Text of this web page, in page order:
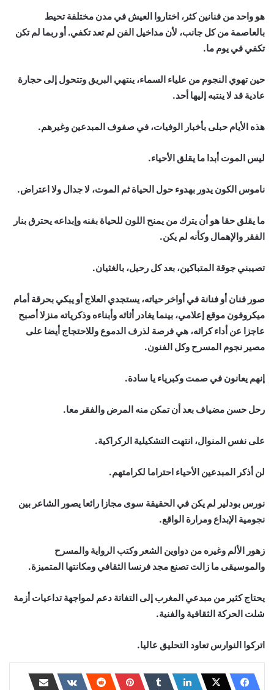
هو واحد من فنانين كثر، اختاروا العيش في مدن مختلفة تحيط
بالعاصمة من كل جانب، لأن مداخيل الفن لم تعد تكفي. أو ربما لم تكن
تكفي في يوم ما.
حين تهوي النجوم من علياء السماء، ينتهي البريق وتتحول إلى حجارة
عادية قد لا ينتبه إليها أحد.
هذه الأيام حبلى بأخبار الوفيات، في صفوف المبدعين وغيرهم.
ليس الموت أبدا ما يقلق الأحياء.
ناموس الكون يدور بهدوء حول الحياة ثم الموت، لا جدال ولا اعتراض.
ما يقلق حقا هو أن يترك من يمنح اللون للحياة بفنه وإبداعه يحترق بنار
الفقر والإهمال وكأنه لم يكن.
تصيبني جوقة المتباكين، بعد كل رحيل، بالغثيان.
صور فنان أو فنانة في أواخر حياته، يستجدي العلاج أو يبكي بحرقة أمام
ميكروفون موقع إعلامي، بينما يغادر أثاثه وأبناءه وذكرياته منزلا أصبح
عاجزا عن أداء كرائه، هي فرصة لذرف الدموع وللاحتجاج أيضا على
مصير نجوم المسرح وكل الفنون.
إنهم يعانون في صمت وكبرياء يا سادة.
رحل حسن مضياف بعد أن تمكن منه المرض والفقر معا.
على نفس المنوال، انتهت التشكيلية الركراكية.
لن أذكر المبدعين الأحياء احتراما لكرامتهم.
نورس بودلير لم يكن في الحقيقة سوى مجازا رائعا يصور الشاعر بين
نجومية الإبداع ومرارة الواقع.
زهور الألم وغيره من دواوين الشعر وكتب الرواية والمسرح
والموسيقى ما زالت تصنع مجد فرنسا الثقافي ومكانتها المتميزة.
يحتاج كثير من مبدعي المغرب إلى التفاتة دعم لمواجهة تداعيات أزمة
شلت الحركة الثقافية والفنية.
اتركوا النوارس تعاود التحليق عاليا.